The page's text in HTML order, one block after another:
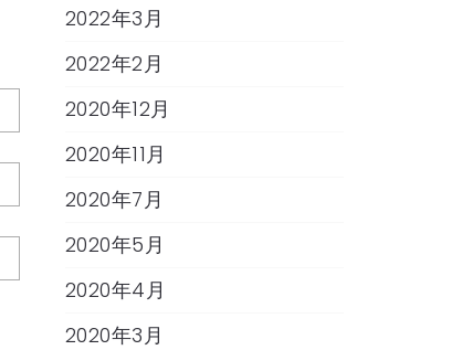
2022年3月
2022年2月
2020年12月
2020年11月
2020年7月
2020年5月
2020年4月
2020年3月